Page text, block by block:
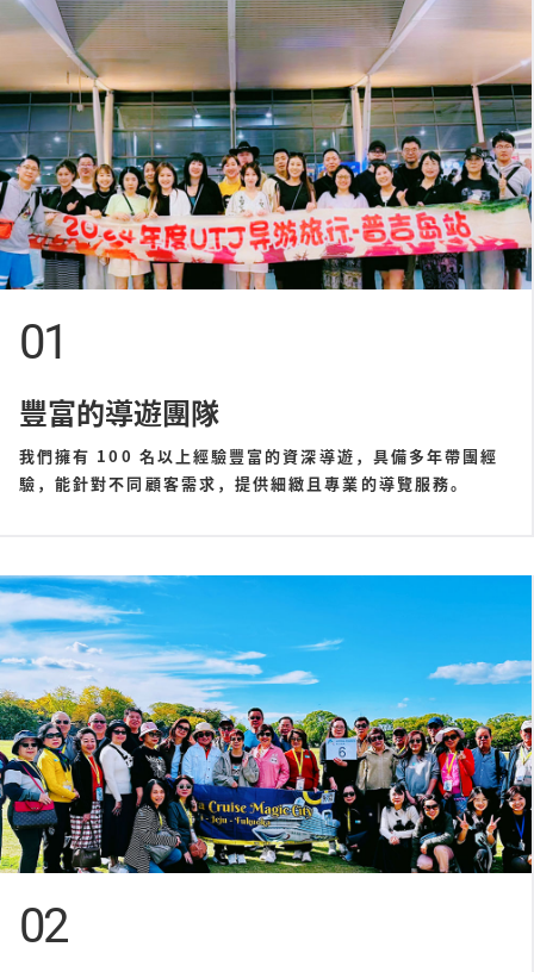
01
豐富的導遊團隊
我們擁有 100 名以上經驗豐富的資深導遊，具備多年帶團經
驗，能針對不同顧客需求，提供細緻且專業的導覽服務。
02